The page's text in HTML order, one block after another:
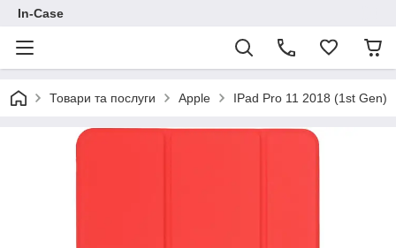
In-Case
Товари та послуги Apple IPad Pro 11 2018 (1st Gen)